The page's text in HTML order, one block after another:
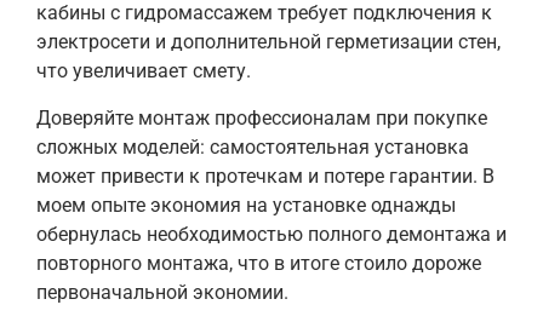
кабины с гидромассажем требует подключения к
электросети и дополнительной герметизации стен,
что увеличивает смету.
Доверяйте монтаж профессионалам при покупке
сложных моделей: самостоятельная установка
может привести к протечкам и потере гарантии. В
моем опыте экономия на установке однажды
обернулась необходимостью полного демонтажа и
повторного монтажа, что в итоге стоило дороже
первоначальной экономии.